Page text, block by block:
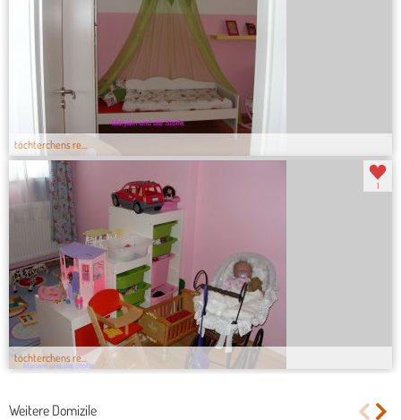
töchterchens re...
töchterchens re...
1
Weitere Domizile